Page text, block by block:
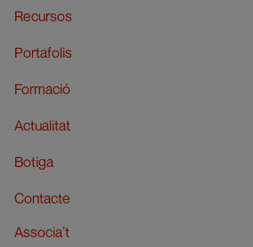
Recursos
Portafolis
Formació
Actualitat
Botiga
Contacte
Associa’t